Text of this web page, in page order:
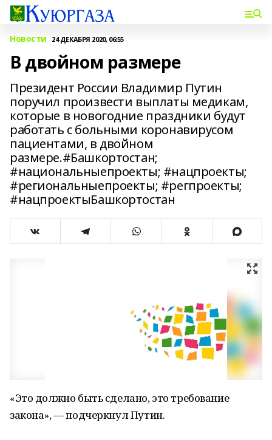
Новости 24 ДЕКАБРЯ 2020, 06:55
В двойном размере
Президент России Владимир Путин
поручил произвести выплаты медикам,
которые в новогодние праздники будут
работать с больными коронавирусом
пациентами, в двойном
размере.#Башкортостан;
#национальныепроекты; #нацпроекты;
#региональныепроекты; #регпроекты;
#нацпроектыБашкортостан
«Это должно быть сделано, это требование
закона», — подчеркнул Путин.